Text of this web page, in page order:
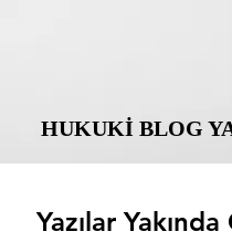
HUKUKİ BLOG
Yazılar